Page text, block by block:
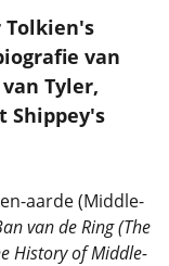
Tolkien's
van
Tyler,
Shippey's
aarde (Middle-
van de Ring (The
History of Middle-